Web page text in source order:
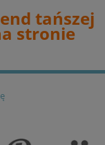
tańszej
stronie